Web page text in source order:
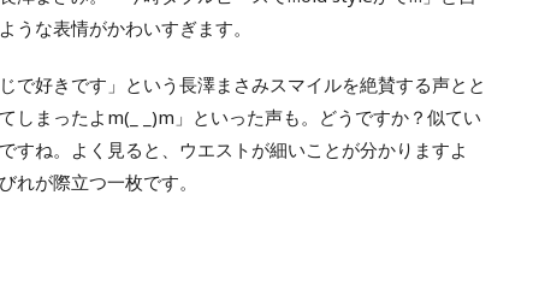
うな表情がかわいすぎます。
で好きです」という長澤まさみスマイルを絶賛する声とと
しまったよm(_ _)m」といった声も。どうですか？似てい
すね。よく見ると、ウエストが細いことが分かりますよ
れが際立つ一枚です。